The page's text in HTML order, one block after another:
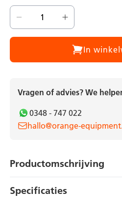
In
Vragen of advies? We
0348 - 747 022
hallo@orange-
Productomschrijving
Specificaties